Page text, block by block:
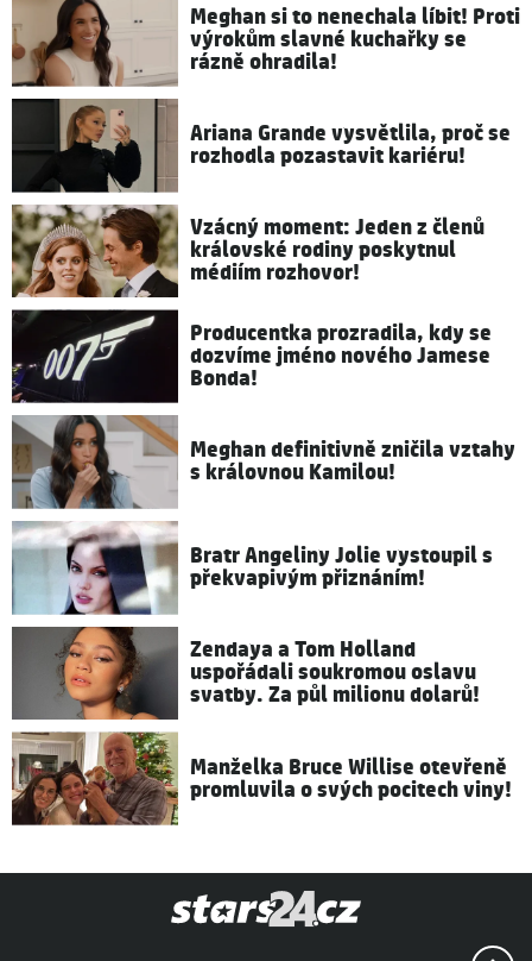
Meghan si to nenechala líbit! Proti
výrokům slavné kuchařky se
rázně ohradila!
Ariana Grande vysvětlila, proč se
rozhodla pozastavit kariéru!
Vzácný moment: Jeden z členů
královské rodiny poskytnul
médiím rozhovor!
Producentka prozradila, kdy se
dozvíme jméno nového Jamese
Bonda!
Meghan definitivně zničila vztahy
s královnou Kamilou!
Bratr Angeliny Jolie vystoupil s
překvapivým přiznáním!
Zendaya a Tom Holland
uspořádali soukromou oslavu
svatby. Za půl milionu dolarů!
Manželka Bruce Willise otevřeně
promluvila o svých pocitech viny!